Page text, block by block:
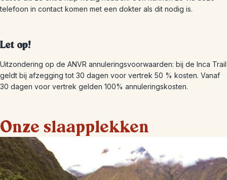
telefoon in contact komen met een dokter als dit nodig is.
Let op!
Uitzondering op de ANVR annuleringsvoorwaarden: bij de Inca Trail
geldt bij afzegging tot 30 dagen voor vertrek 50 % kosten. Vanaf
30 dagen voor vertrek gelden 100% annuleringskosten.
Onze slaapplekken